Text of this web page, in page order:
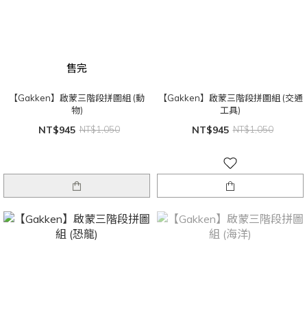
售完
【Gakken】啟蒙三階段拼圖組 (動
物)
NT$945 NT$1,050
【Gakken】啟蒙三階段拼圖組 (交通
工具)
NT$945 NT$1,050